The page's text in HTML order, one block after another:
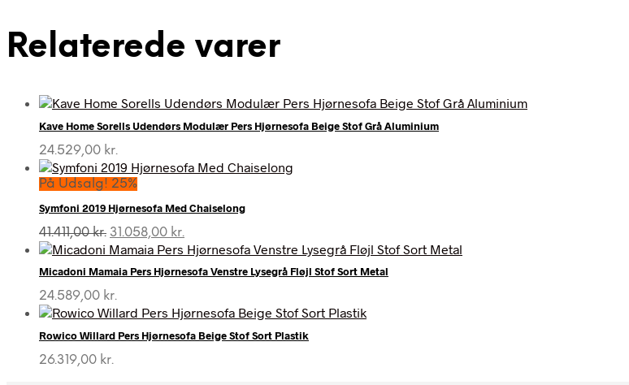
Relaterede varer
Kave Home Sorells Udendørs Modulær Pers Hjørnesofa Beige Stof Grå Aluminium
24.529,00 kr.
På Udsalg! 25%
Symfoni 2019 Hjørnesofa Med Chaiselong
41.411,00kr. Den
oprindelige
var:
41.411,00 kr..
31.058,00 kr.
aktuelle
er:
Micadoni Mamaia Pers Hjørnesofa Venstre Lysegrå Fløjl Stof Sort Metal
24.589,00 kr.
Rowico Willard Pers Hjørnesofa Beige Stof Sort Plastik
26.319,00 kr.